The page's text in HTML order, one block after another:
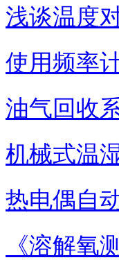
浅谈温度
使用频率
油气回收
机械式温
热电偶自
《溶解氧